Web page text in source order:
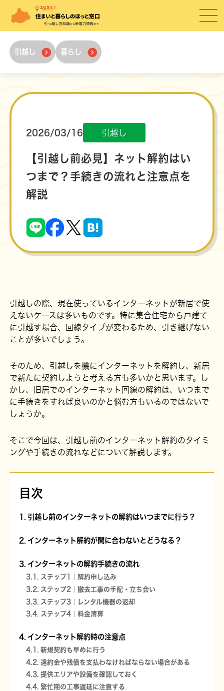
引越し 暮らし
2026/03/16 引越し
【引越し前必見】ネット解約はい
つまで？手続きの流れと注意点を
解説
引越しの際、現在使っているインターネットが新居で使
えないケースは多いものです。特に集合住宅から戸建て
に引越す場合、回線タイプが変わるため、引き継げない
ことが多いでしょう。
そのため、引越しを機にインターネットを解約し、新居
で新たに契約しようと考える方も多いかと思います。し
かし、旧居でのインターネット回線の解約は、いつまで
に手続きをすれば良いのかと悩む方もいるのではないで
しょうか。
そこで今回は、引越し前のインターネット解約のタイミ
ングや手続きの流れなどについて解説します。
目次
引越し前のインターネットの解約はいつまでに行う？
インターネット解約が間に合わないとどうなる？
インターネットの解約手続きの流れ
ステップ1｜解約申し込み
ステップ2｜撤去工事の手配・立ち会い
ステップ3｜レンタル機器の返却
ステップ4｜料金清算
インターネット解約時の注意点
新規契約も早めに行う
違約金や残債を支払わなければならない場合がある
提供エリアや設備を確認しておく
繁忙期の工事遅延に注意する